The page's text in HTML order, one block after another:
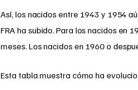
Así, los nacidos entre 1943 y 1954
FRA ha subido. Para los nacidos en
meses. Los nacidos en 1960 o
Esta tabla muestra cómo ha